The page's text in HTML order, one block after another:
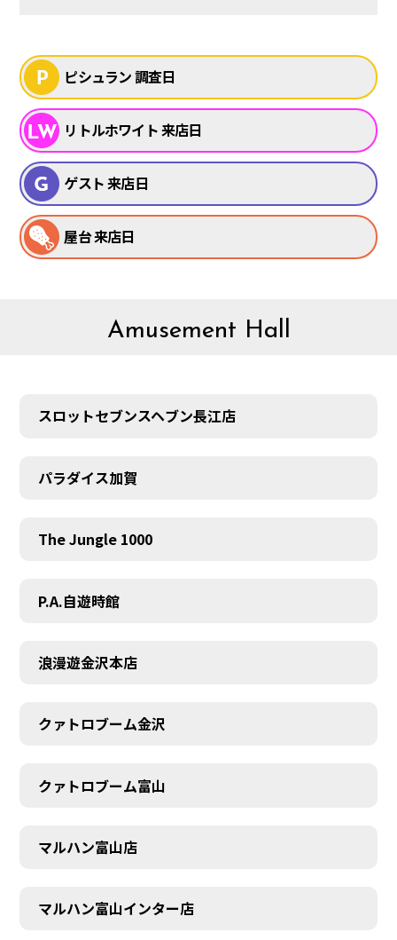
ピシュラン 調査日
リトルホワイト 来店日
ゲスト 来店日
屋台 来店日
Amusement Hall
スロットセブンスヘブン長江店
パラダイス加賀
The Jungle 1000
P.A.自遊時館
浪漫遊金沢本店
クァトロブーム金沢
クァトロブーム富山
マルハン富山店
マルハン富山インター店